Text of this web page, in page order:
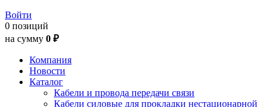
Войти
0 позиций
на сумму 0 ₽
Компания
Новости
Каталог
Кабели и провода передачи связи
Кабели силовые для прокладки нестационарной